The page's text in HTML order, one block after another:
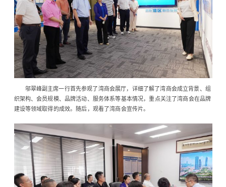
邬翠峰副主席一行首先参观了湾商会展厅，详细了解了湾商会成立背景、组
织架构、会员规模、品牌活动、服务体系等基本情况，重点关注了湾商会在品牌
建设等领域取得的成效。随后，观看了湾商会宣传片。